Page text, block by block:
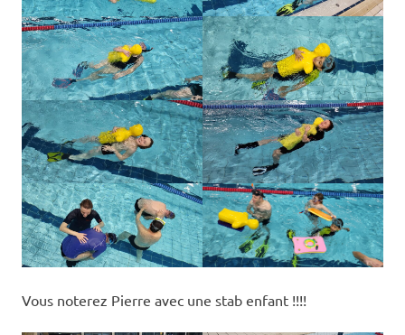
Vous noterez Pierre avec une stab enfant !!!!